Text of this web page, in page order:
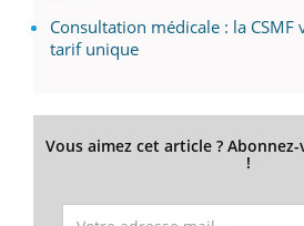
Consultation médicale : la
tarif unique
Vous aimez cet article ?
!